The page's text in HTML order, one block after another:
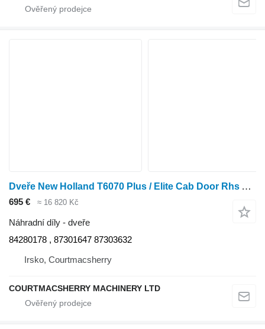
Dveře New Holland T6070 Plus / Elite Cab Door Rhs Assy 84280178 , 87301647 , 87303
695 € ≈ 16 820 Kč
Náhradní díly - dveře
84280178 , 87301647 87303632
Irsko, Courtmacsherry
COURTMACSHERRY MACHINERY LTD